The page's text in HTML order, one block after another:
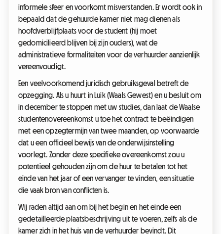
informele sfeer en voorkomt misverstanden. Er wordt ook in
bepaald dat de gehuurde kamer niet mag dienen als
hoofdverblijfplaats voor de student (hij moet
gedomicilieerd blijven bij zijn ouders), wat de
administratieve formaliteiten voor de verhuurder aanzienlijk
vereenvoudigt.
Een veelvoorkomend juridisch gebruiksgeval betreft de
opzegging. Als u huurt in Luik (Waals Gewest) en u besluit om
in december te stoppen met uw studies, dan laat de Waalse
studentenovereenkomst u toe het contract te beëindigen
met een opzegtermijn van twee maanden, op voorwaarde
dat u een officieel bewijs van de onderwijsinstelling
voorlegt. Zonder deze specifieke overeenkomst zou u
potentieel gehouden zijn om de huur te betalen tot het
einde van het jaar of een vervanger te vinden, een situatie
die vaak bron van conflicten is.
Wij raden altijd aan om bij het begin en het einde een
gedetailleerde plaatsbeschrijving uit te voeren, zelfs als de
kamer zich in het huis van de verhuurder bevindt. Dit